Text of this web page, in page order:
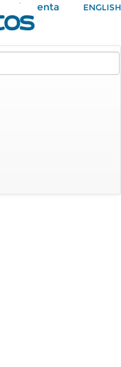
Mi Cuenta ENGLISH